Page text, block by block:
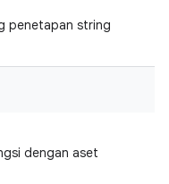
penetapan string
dengan aset